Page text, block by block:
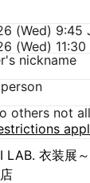
(Wed) 9:45
(Wed) 11:30
nickname
others not
LAB. 衣装展